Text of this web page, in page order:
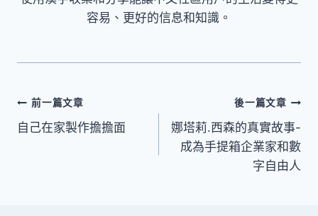
容易、更好的信息和知識。
文
章
前一篇文章
自己在家製作擔擔面
後一篇文章
娜塔莉.西森的真實故事-
成為手提箱企業家和數
字自由人